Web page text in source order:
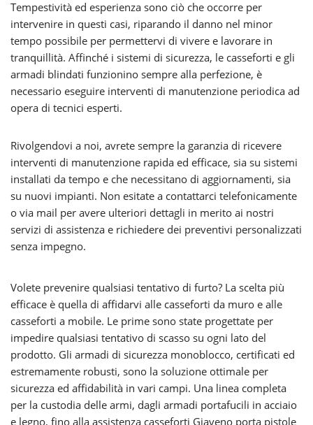
Tempestività ed esperienza sono ciò che occorre per
intervenire in questi casi, riparando il danno nel minor
tempo possibile per permettervi di vivere e lavorare in
tranquillità. Affinché i sistemi di sicurezza, le casseforti e gli
armadi blindati funzionino sempre alla perfezione, è
necessario eseguire interventi di manutenzione periodica ad
opera di tecnici esperti.
Rivolgendovi a noi, avrete sempre la garanzia di ricevere
interventi di manutenzione rapida ed efficace, sia su sistemi
installati da tempo e che necessitano di aggiornamenti, sia
su nuovi impianti. Non esitate a contattarci telefonicamente
o via mail per avere ulteriori dettagli in merito ai nostri
servizi di assistenza e richiedere dei preventivi personalizzati
senza impegno.
Volete prevenire qualsiasi tentativo di furto? La scelta più
efficace è quella di affidarvi alle casseforti da muro e alle
casseforti a mobile. Le prime sono state progettate per
impedire qualsiasi tentativo di scasso su ogni lato del
prodotto. Gli armadi di sicurezza monoblocco, certificati ed
estremamente robusti, sono la soluzione ottimale per
sicurezza ed affidabilità in vari campi. Una linea completa
per la custodia delle armi, dagli armadi portafucili in acciaio
e legno, fino alla assistenza casseforti Giaveno porta pistole